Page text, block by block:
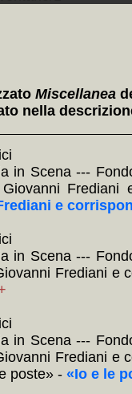
+
+Carte
+
+«Io e
Nel
+
+
Miscellanea
nella
in Scena ---
Giovanni
e
in Scena ---
Frediani e
in Scena ---
Frediani e
poste» - «Io e le